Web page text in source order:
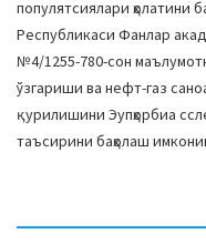
популятсиялари ҳолатини
Республикаси Фанлар
№4/1255-780-сон
ўзгариши ва нефт-газ
қурилишини Эупҳорбиа
таъсирини баҳолаш